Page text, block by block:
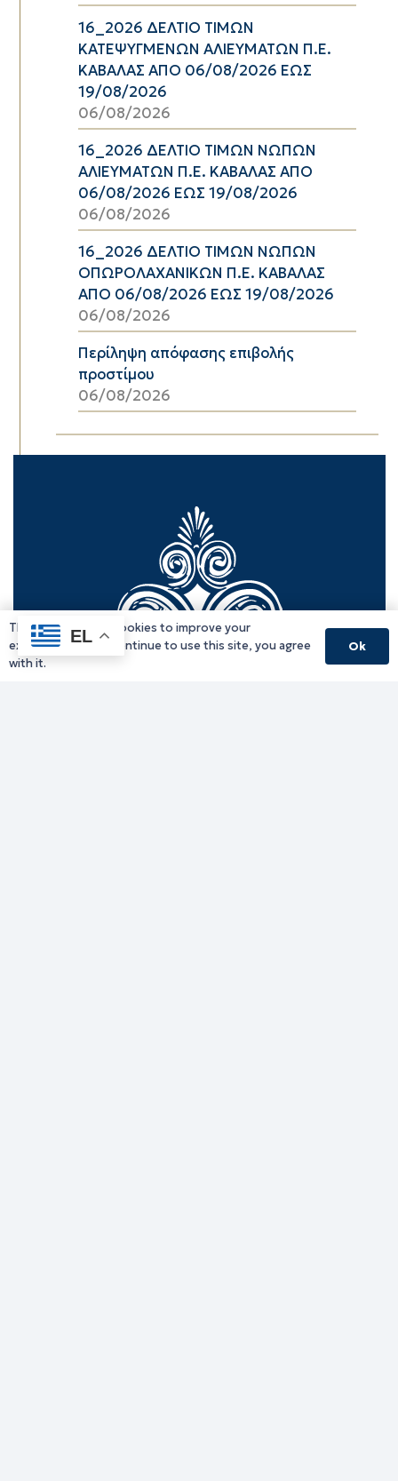
16_2026 ΔΕΛΤΙΟ ΤΙΜΩΝ
ΚΑΤΕΨΥΓΜΕΝΩΝ ΑΛΙΕΥΜΑΤΩΝ Π.Ε.
ΚΑΒΑΛΑΣ ΑΠΟ 06/08/2026 ΕΩΣ
19/08/2026
06/08/2026
16_2026 ΔΕΛΤΙΟ ΤΙΜΩΝ ΝΩΠΩΝ
ΑΛΙΕΥΜΑΤΩΝ Π.Ε. ΚΑΒΑΛΑΣ ΑΠΟ
06/08/2026 ΕΩΣ 19/08/2026
06/08/2026
16_2026 ΔΕΛΤΙΟ ΤΙΜΩΝ ΝΩΠΩΝ
ΟΠΩΡΟΛΑΧΑΝΙΚΩΝ Π.Ε. ΚΑΒΑΛΑΣ
ΑΠΟ 06/08/2026 ΕΩΣ 19/08/2026
06/08/2026
Περίληψη απόφασης επιβολής
προστίμου
06/08/2026
EL
This website uses cookies to improve your
experience. If you continue to use this site, you agree
with it.
Ok